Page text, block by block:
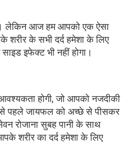
लेकिन आज हम आपको एक ऐसा
शरीर के सभी दर्द हमेशा के लिए
इफेक्ट भी नहीं होगा।
होगी, जो आपको नजदीकी
पहले जायफल को अच्छे से पीसकर
रोजाना सुबह पानी के साथ
शरीर का दर्द हमेशा के लिए